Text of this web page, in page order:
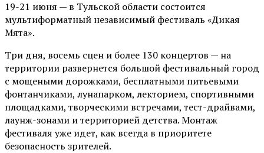
19-21 июня — в Тульской области состоится
мультиформатный независимый фестиваль «Дикая
Мята».
Три дня, восемь сцен и более 130 концертов — на
территории развернется большой фестивальный город
с мощеными дорожками, бесплатными питьевыми
фонтанчиками, лунапарком, лекторием, спортивными
площадками, творческими встречами, тест-драйвами,
лаунж-зонами и территорией детства. Монтаж
фестиваля уже идет, как всегда в приоритете
безопасность зрителей.